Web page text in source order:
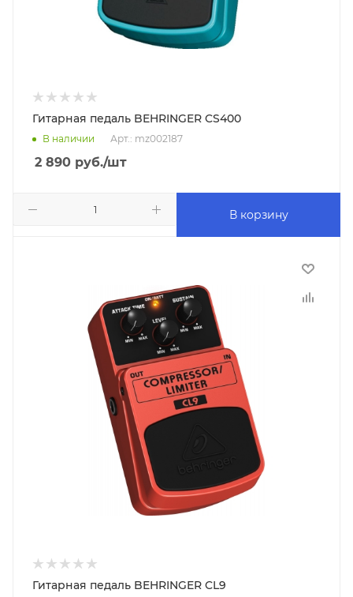
Гитарная педаль BEHRINGER CS400
В наличии Арт.: mz002187
2 890 руб./шт
В корзину
Гитарная педаль BEHRINGER CL9